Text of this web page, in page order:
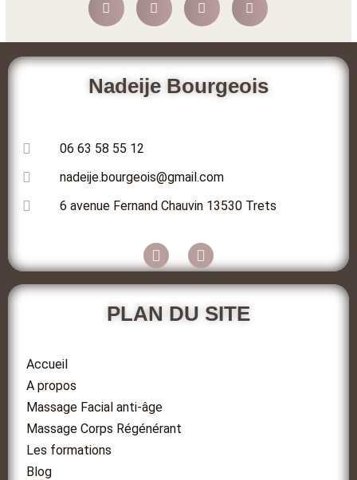
Nadeije Bourgeois
06 63 58 55 12
nadeije.bourgeois@gmail.com
6 avenue Fernand Chauvin 13530 Trets
PLAN DU SITE
Accueil
A propos
Massage Facial anti-âge
Massage Corps Régénérant
Les formations
Blog